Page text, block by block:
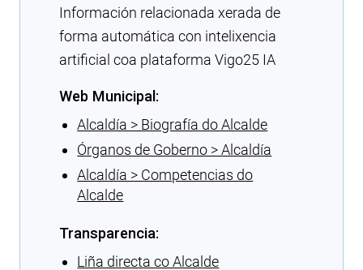
Información relacionada xerada de
forma automática con intelixencia
artificial coa plataforma Vigo25 IA
Web Municipal:
Alcaldía > Biografía do Alcalde
Órganos de Goberno > Alcaldía
Alcaldía > Competencias do
Alcalde
Transparencia:
Liña directa co Alcalde